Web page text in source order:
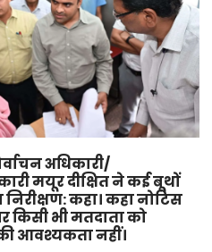
अधिकारी/
मयूर दीक्षित ने कई बूथों
कहा। कहा नोटिस
किसी भी मतदाता को
आवश्यकता नहीं।